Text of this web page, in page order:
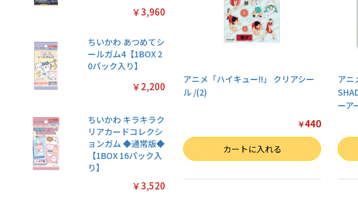
￥3,960
ちいかわ あつめてシ
ールガム4【1BOX 2
0パック入り】
￥2,200
ちいかわ キラキラク
リアカードコレクシ
ョンガム ◆通常版◆
【1BOX 16パック入
り】
￥3,520
アニメ「ハイキュー!!」 クリアシー
ル /(2)
￥440
数量 カートに入れる
アニ
ーア
数量